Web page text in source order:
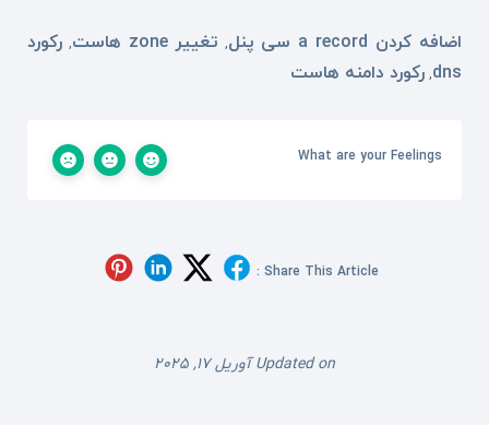
اضافه کردن a record سی پنل
, تغییر zone هاست , رکورد
dns
,رکورد دامنه هاست
What are your Feelings
Share This Article :
Updated on آوریل 17, 2025